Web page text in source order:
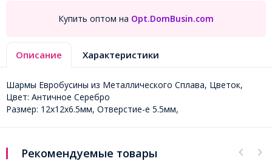
Купить оптом на Opt.DomBusin.com
Описание Характеристики
Шармы Евробусины из Металлического Сплава, Цветок,
Цвет: Античное Серебро
Размер: 12x12x6.5мм, Отверстие-е 5.5мм,
Рекомендуемые товары